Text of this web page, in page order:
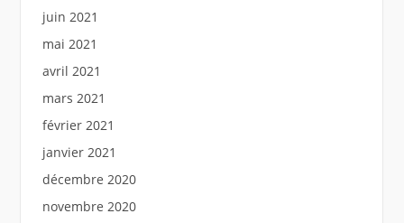
juin 2021
mai 2021
avril 2021
mars 2021
février 2021
janvier 2021
décembre 2020
novembre 2020